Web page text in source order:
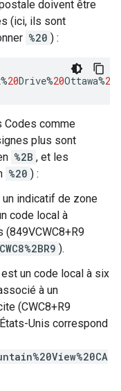
doivent être
(ici, ils sont
%20 ) :
%20Drive%20Ottawa%20
comme
plus sont
%2B , et les
%20 ) :
indicatif de zone
code local à
(849VCWC8+R9
).
est un code local à six
à un
(CWC8+R9
Unis correspond